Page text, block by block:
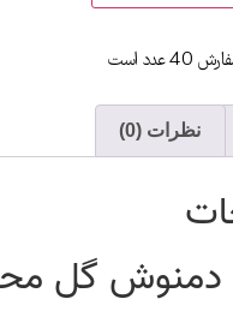
است
نظرات (0)
دمنوش گل